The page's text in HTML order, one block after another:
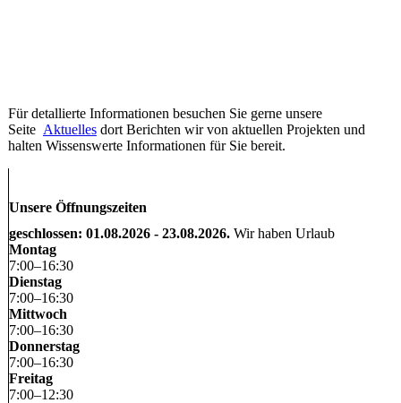
Für detallierte Informationen besuchen Sie gerne unsere
Seite Aktuellesdort Berichten wir von aktuellen Projekten und
halten Wissenswerte Informationen für Sie bereit.
Unsere Öffnungszeiten
geschlossen: 01.08.2026 - 23.08.2026. Wir haben Urlaub
Montag
7:00–16:30
Dienstag
7:00–16:30
Mittwoch
7:00–16:30
Donnerstag
7:00–16:30
Freitag
7:00–12:30